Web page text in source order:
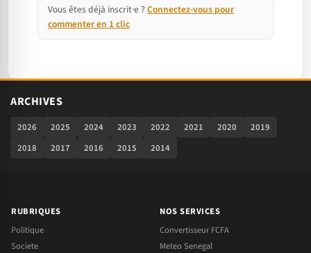
Vous êtes déjà inscrit·e ? Connectez-vous pour
commenter en 1 clic
ARCHIVES
2026 2025 2024 2023 2022 2021 2020
2019
2018
2017 2016 2015 2014
RUBRIQUES
Politique
Societe
NOS SERVICES
Convertisseur FCFA
Meteo Senegal